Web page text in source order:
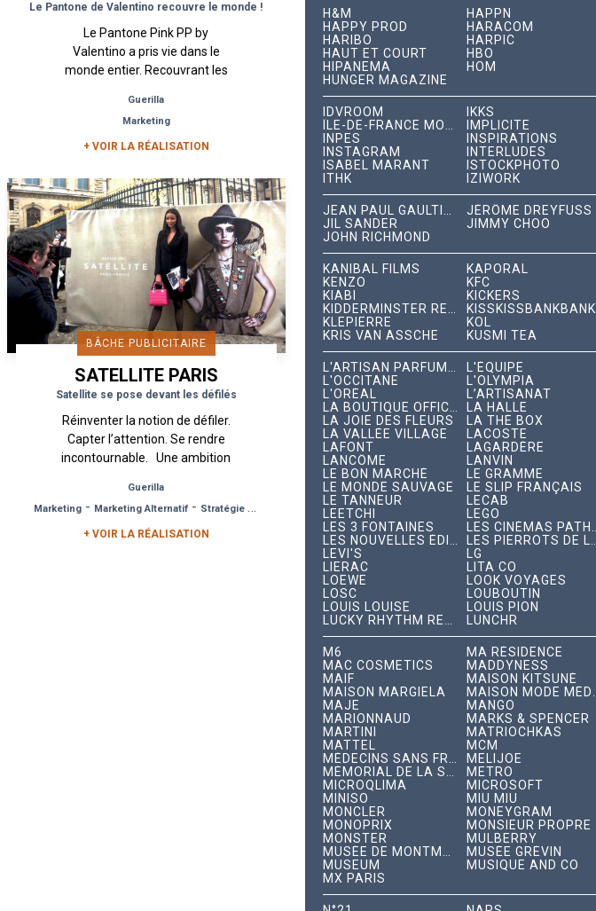
Le Pantone de Valentino recouvre le monde !
Le Pantone Pink PP by
Valentino a pris vie dans le
monde entier. Recouvrant les
maisons à Séoul, des escaliers
à Paris… une véritable...
Guerilla
Marketing
+ VOIR LA RÉALISATION
BÂCHE PUBLICITAIRE
SATELLITE PARIS
Satellite se pose devant les défilés
Réinventer la notion de défiler.
Capter l’attention. Se rendre
incontournable. Une ambition
l’occasion de la Fashion Week...
Guerilla
Marketing - Marketing Alternatif - Stratégie de Différenciation
+ VOIR LA RÉALISATION
H&M
HAPPN
HAPPY PROD
HARACOM
HARIBO
HARPIC
HAUT ET COURT
HBO
HIPANEMA
HOM
HUNGER MAGAZINE
IDVROOM
IKKS
IMPLICITE
INPES
INSPIRATIONS
INSTAGRAM
INTERLUDES
ISABEL MARANT
ISTOCKPHOTO
ITHK
IZIWORK
JÉRÔME DREYFUSS
JIL SANDER
JIMMY CHOO
JOHN RICHMOND
KANIBAL FILMS
KAPORAL
KENZO
KFC
KIABI
KICKERS
KISSKISSBANKBANK
KLEPIERRE
KOL
KRIS VAN ASSCHE
KUSMI TEA
L'ÉQUIPE
L'OCCITANE
L'OLYMPIA
L'ORÉAL
L’ARTISANAT
LA HALLE
LA JOIE DES FLEURS
LA THÉ BOX
LA VALLÉE VILLAGE
LACOSTE
LAFONT
LAGARDÈRE
LANCÔME
LANVIN
LE BON MARCHÉ
LE GRAMME
LE MONDE SAUVAGE
LE SLIP FRANÇAIS
LE TANNEUR
LECAB
LEETCHI
LEGO
LES 3 FONTAINES
LEVI'S
LG
LIERAC
LITA CO
LOEWE
LOOK VOYAGES
LOSC
LOUBOUTIN
LOUIS LOUISE
LOUIS PION
LUNCHR
M6
MA RÉSIDENCE
MAC COSMETICS
MADDYNESS
MAIF
MAISON KITSUNÉ
MAISON MARGIELA
MAJE
MANGO
MARIONNAUD
MARKS & SPENCER
MARTINI
MATRIOCHKAS
MATTEL
MCM
MELIJOE
METRO
MICROQLIMA
MICROSOFT
MINISO
MIU MIU
MONCLER
MONEYGRAM
MONOPRIX
MONSIEUR PROPRE
MONSTER
MULBERRY
MUSÉE GRÉVIN
MUSEUM
MUSIQUE AND CO
MX PARIS